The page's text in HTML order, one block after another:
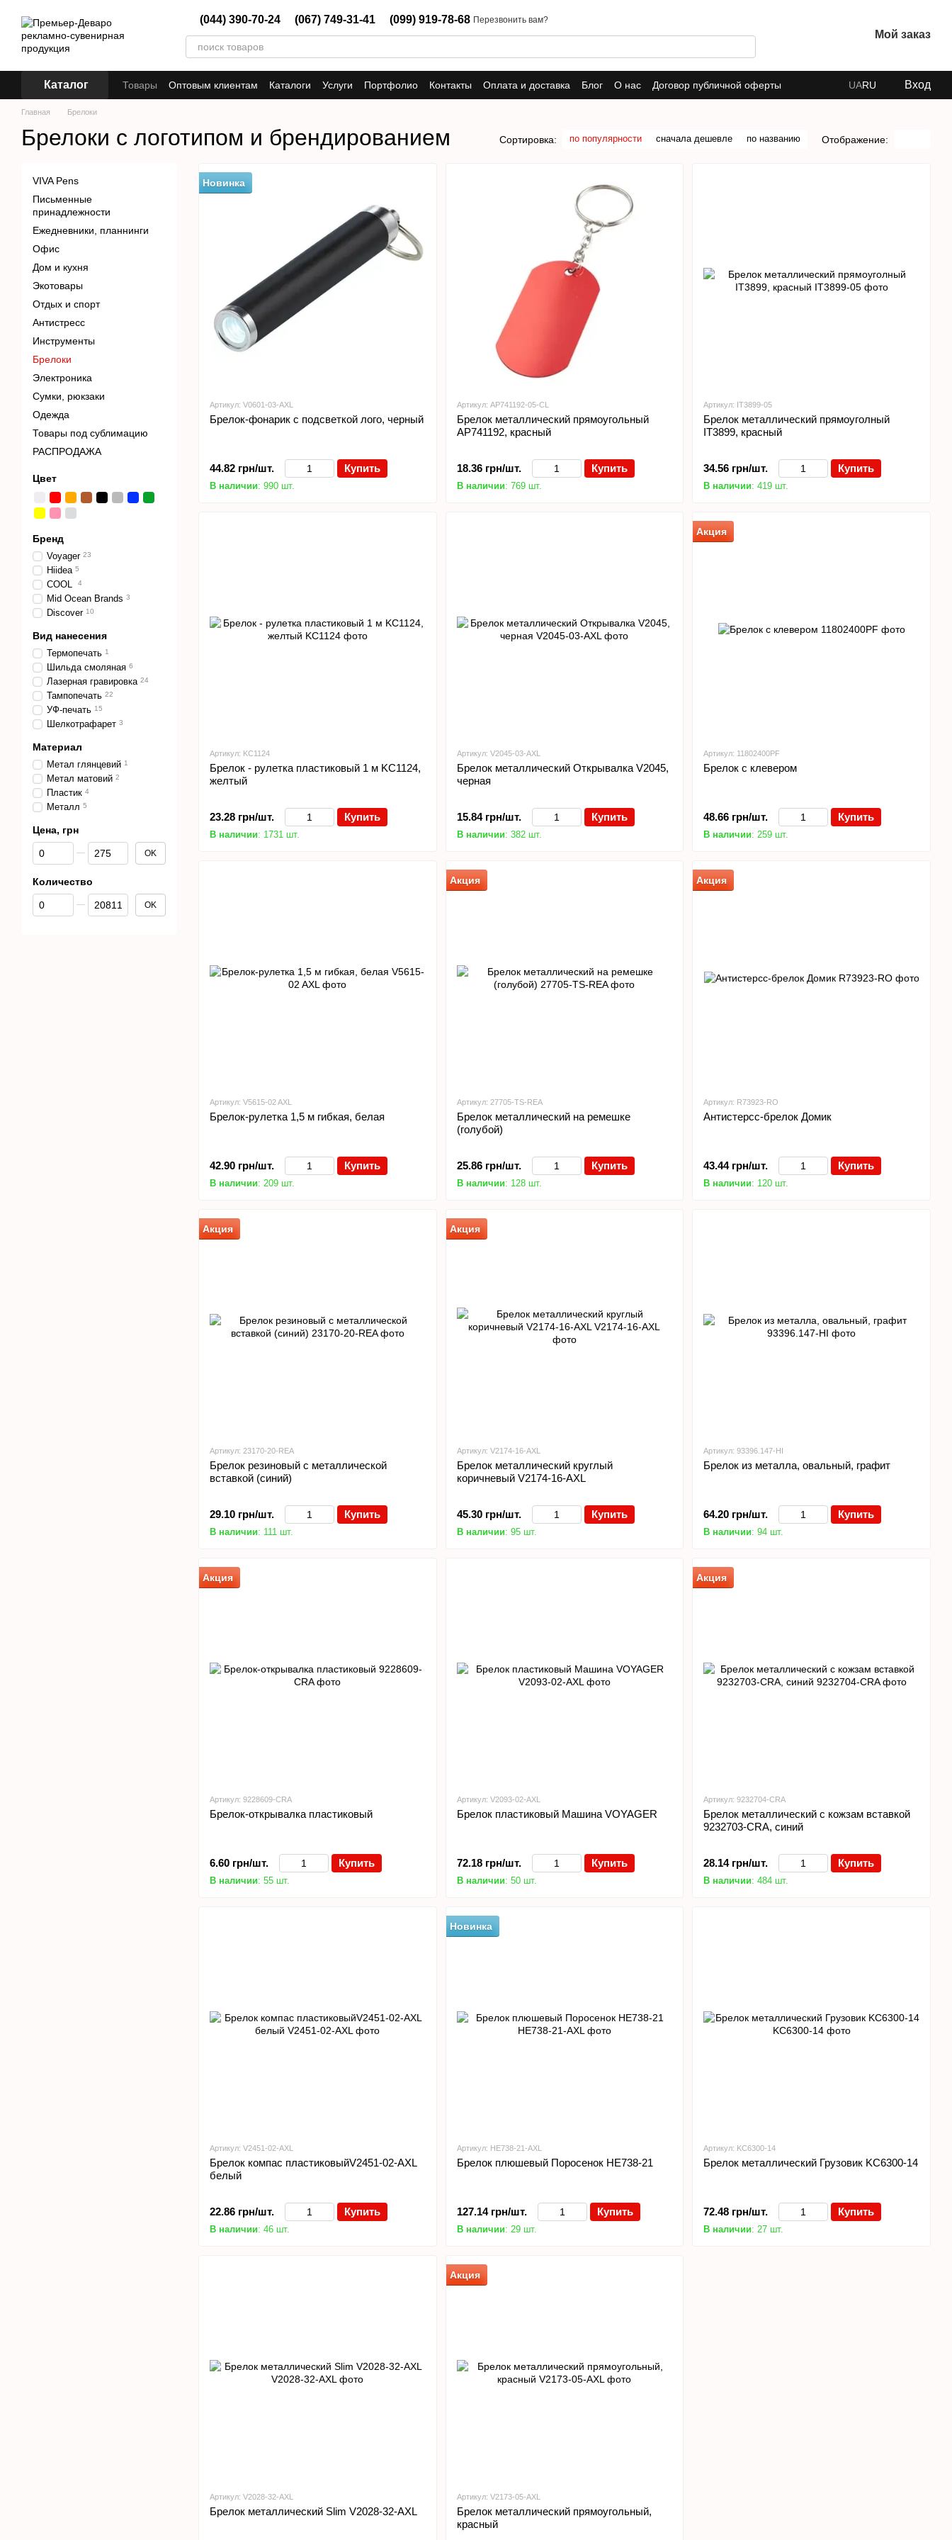
(044) 390-70-24 (067) 749-31-41 (099) 919-78-68 Перезвонить вам?
Мой заказ
Каталог Товары Оптовым клиентам Каталоги Услуги Портфолио Контакты Оплата и доставка Блог О нас Договор публичной оферты UARU Вход
Главная Брелоки
Брелоки с логотипом и брендированием Сортировка: по популярности сначала дешевле по названию Отображение:
Новинка
Артикул: V0601-03-AXL
Брелок-фонарик с подсветкой лого, черный
44.82 грн/шт. Купить
В наличии: 990 шт.
Артикул: AP741192-05-CL
Брелок металлический прямоугольный
AP741192, красный
18.36 грн/шт. Купить
В наличии: 769 шт.
Артикул: IT3899-05
Брелок металлический прямоуголный
IT3899, красный
34.56 грн/шт. Купить
В наличии: 419 шт.
Артикул: KC1124
Брелок - рулетка пластиковый 1 м KC1124,
желтый
23.28 грн/шт. Купить
В наличии: 1731 шт.
Артикул: V2045-03-AXL
Брелок металлический Открывалка V2045,
черная
15.84 грн/шт. Купить
В наличии: 382 шт.
Акция
Артикул: 11802400PF
Брелок с клевером
48.66 грн/шт. Купить
В наличии: 259 шт.
Артикул: V5615-02 AXL
Брелок-рулетка 1,5 м гибкая, белая
42.90 грн/шт. Купить
В наличии: 209 шт.
Акция
Артикул: 27705-TS-REA
Брелок металлический на ремешке
(голубой)
25.86 грн/шт. Купить
В наличии: 128 шт.
Акция
Артикул: R73923-RO
Антистерсс-брелок Домик
43.44 грн/шт. Купить
В наличии: 120 шт.
Акция
Артикул: 23170-20-REA
Брелок резиновый с металлической
вставкой (синий)
29.10 грн/шт. Купить
В наличии: 111 шт.
Акция
Артикул: V2174-16-AXL
Брелок металлический круглый
коричневый V2174-16-AXL
45.30 грн/шт. Купить
В наличии: 95 шт.
Артикул: 93396.147-HI
Брелок из металла, овальный, графит
64.20 грн/шт. Купить
В наличии: 94 шт.
Акция
Артикул: 9228609-CRA
Брелок-открывалка пластиковый
6.60 грн/шт. Купить
В наличии: 55 шт.
Артикул: V2093-02-AXL
Брелок пластиковый Машина VOYAGER
72.18 грн/шт. Купить
В наличии: 50 шт.
Акция
Артикул: 9232704-CRA
Брелок металлический с кожзам вставкой
9232703-CRA, синий
28.14 грн/шт. Купить
В наличии: 484 шт.
Артикул: V2451-02-AXL
Брелок компас пластиковыйV2451-02-AXL
белый
22.86 грн/шт. Купить
В наличии: 46 шт.
Новинка
Артикул: HE738-21-AXL
Брелок плюшевый Поросенок HE738-21
127.14 грн/шт. Купить
В наличии: 29 шт.
Артикул: KC6300-14
Брелок металлический Грузовик KC6300-14
72.48 грн/шт. Купить
В наличии: 27 шт.
Артикул: V2028-32-AXL
Брелок металлический Slim V2028-32-AXL
Акция
Артикул: V2173-05-AXL
Брелок металлический прямоугольный,
красный
VIVA Pens
Письменные
принадлежности
Ежедневники, планнинги
Офис
Дом и кухня
Экотовары
Отдых и спорт
Антистресс
Инструменты
Брелоки
Электроника
Сумки, рюкзаки
Одежда
Товары под сублимацию
РАСПРОДАЖА
Цвет
Бренд
Voyager 23
Hiidea 5
COOL 4
Mid Ocean Brands 3
Discover 10
Вид нанесения
Термопечать 1
Шильда смоляная 6
Лазерная гравировка 24
Тампопечать 22
УФ-печать 15
Шелкотрафарет 3
Материал
Метал глянцевий 1
Метал матовий 2
Пластик 4
Металл 5
Цена, грн
От Цена, грн
До Цена, грн OK
Количество
От Количество
До Количество OK